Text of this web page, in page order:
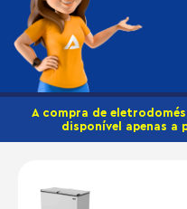
A compra de
disponível apenas a